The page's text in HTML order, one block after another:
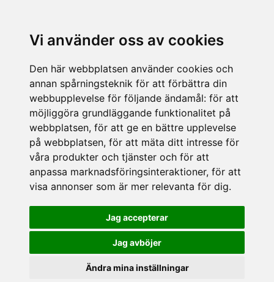
Vi använder oss av cookies
Den här webbplatsen använder cookies och
annan spårningsteknik för att förbättra din
webbupplevelse för följande ändamål: för att
möjliggöra grundläggande funktionalitet på
webbplatsen, för att ge en bättre upplevelse
på webbplatsen, för att mäta ditt intresse för
våra produkter och tjänster och för att
anpassa marknadsföringsinteraktioner, för att
visa annonser som är mer relevanta för dig.
Jag accepterar
Jag avböjer
Ändra mina inställningar